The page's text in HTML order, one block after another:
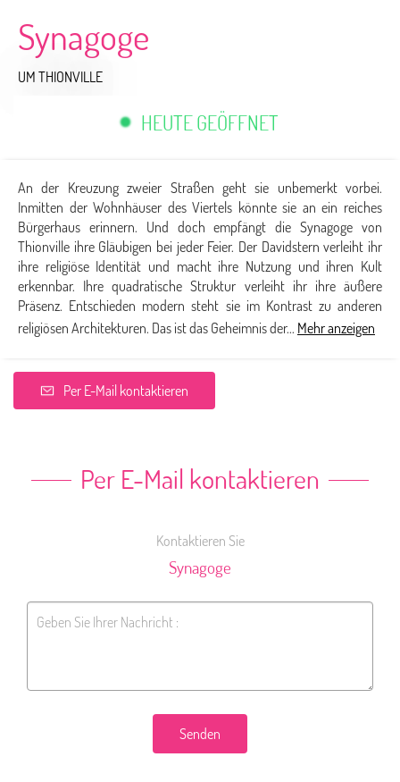
Synagoge
UM THIONVILLE
HEUTE GEÖFFNET
An der Kreuzung zweier Straßen geht sie unbemerkt vorbei.
Inmitten der Wohnhäuser des Viertels könnte sie an ein reiches
Bürgerhaus erinnern. Und doch empfängt die Synagoge von
Thionville ihre Gläubigen bei jeder Feier. Der Davidstern verleiht ihr
ihre religiöse Identität und macht ihre Nutzung und ihren Kult
erkennbar. Ihre quadratische Struktur verleiht ihr ihre äußere
Präsenz. Entschieden modern steht sie im Kontrast zu anderen
religiösen Architekturen. Das ist das Geheimnis der... Mehr anzeigen
Per E-Mail kontaktieren
Per E-Mail kontaktieren
Kontaktieren Sie
Synagoge
Senden